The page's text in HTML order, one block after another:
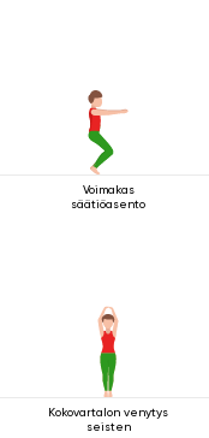
Voimakas
säätiöasento
Kokovartalon venytys
seisten